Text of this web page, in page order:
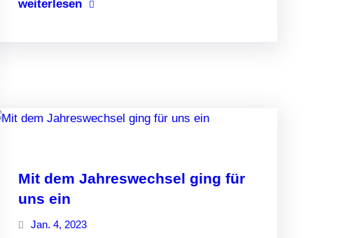
weiterlesen
Mit dem Jahreswechsel ging für
uns ein
Jan. 4, 2023